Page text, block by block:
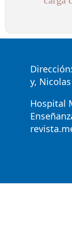
y,
Hospital